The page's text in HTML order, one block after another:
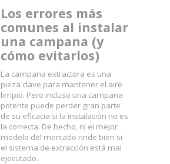
Los errores más
comunes al instalar
una campana (y
cómo evitarlos)
La campana extractora es una
pieza clave para mantener el aire
limpio. Pero incluso una campana
potente puede perder gran parte
de su eficacia si la instalación no es
la correcta. De hecho, ni el mejor
modelo del mercado rinde bien si
el sistema de extracción está mal
ejecutado.